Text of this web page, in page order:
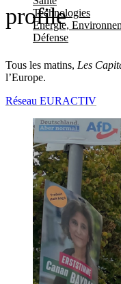
Technologies
Energie,
Défense
profile
Tous les matins, Les
l’Europe.
Réseau EURACTIV